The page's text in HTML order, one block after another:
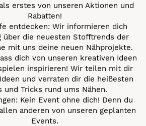
erstes von unseren Aktionen und
Rabatten!
entdecken: Wir informieren dich
über die neuesten Stofftrends der
mit uns deine neuen Nähprojekte.
dich von unseren kreativen Ideen
inspirieren! Wir teilen mit dir
und verraten dir die heißesten
und Tricks rund ums Nähen.
Kein Event ohne dich! Denn du
anderen von unseren geplanten
Events.